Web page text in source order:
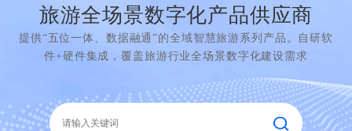
旅游全场景数字化产品供应商
提供“五位一体、数据融通”的全域智慧旅游系列产品。自研软
件+硬件集成，覆盖旅游行业全场景数字化建设需求